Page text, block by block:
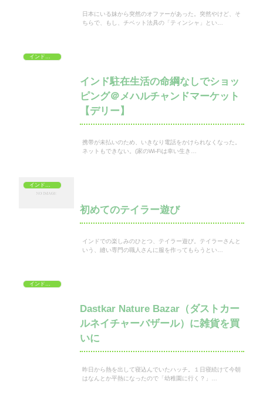
日本にいる妹から突然のオファーがあった。突然やけど、そ
ちらで、もし、チベット法具の「ティンシャ」とい…
インドでショッピング
インド駐在生活の命綱なしでショッ
ピング＠メハルチャンドマーケット
【デリー】
携帯が未払いのため、いきなり電話をかけられなくなった。
ネットもできない。(家のWi-Fiは幸い生き…
インドでショッピング
初めてのテイラー遊び
インドでの楽しみのひとつ、テイラー遊び。テイラーさんと
いう、縫い専門の職人さんに服を作ってもらうとい…
インドでショッピング
Dastkar Nature Bazar（ダストカー
ルネイチャーバザール）に雑貨を買
いに
昨日から熱を出して寝込んでいたハッチ。１日寝続けて今朝
はなんとか平熱になったので「幼稚園に行く？」…